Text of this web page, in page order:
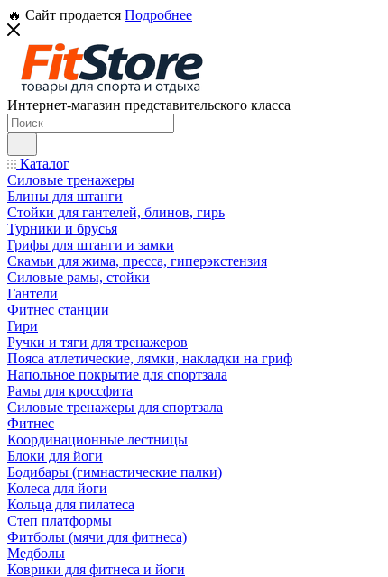
🔥 Сайт продается Подробнее
Интернет-магазин представительского класса
Каталог
Силовые тренажеры
Блины для штанги
Стойки для гантелей, блинов, гирь
Турники и брусья
Грифы для штанги и замки
Скамьи для жима, пресса, гиперэкстензия
Силовые рамы, стойки
Гантели
Фитнес станции
Гири
Ручки и тяги для тренажеров
Пояса атлетические, лямки, накладки на гриф
Напольное покрытие для спортзала
Рамы для кроссфита
Силовые тренажеры для спортзала
Фитнес
Координационные лестницы
Блоки для йоги
Бодибары (гимнастические палки)
Колеса для йоги
Кольца для пилатеса
Степ платформы
Фитболы (мячи для фитнеса)
Медболы
Коврики для фитнеса и йоги